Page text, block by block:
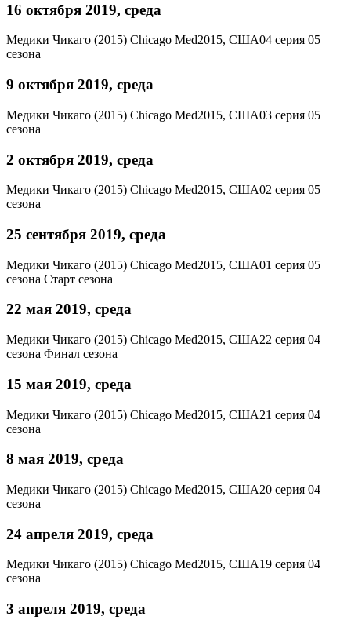
16 октября 2019, среда
Медики Чикаго (2015) Chicago Med2015, США04 серия 05
сезона
9 октября 2019, среда
Медики Чикаго (2015) Chicago Med2015, США03 серия 05
сезона
2 октября 2019, среда
Медики Чикаго (2015) Chicago Med2015, США02 серия 05
сезона
25 сентября 2019, среда
Медики Чикаго (2015) Chicago Med2015, США01 серия 05
сезона Старт сезона
22 мая 2019, среда
Медики Чикаго (2015) Chicago Med2015, США22 серия 04
сезона Финал сезона
15 мая 2019, среда
Медики Чикаго (2015) Chicago Med2015, США21 серия 04
сезона
8 мая 2019, среда
Медики Чикаго (2015) Chicago Med2015, США20 серия 04
сезона
24 апреля 2019, среда
Медики Чикаго (2015) Chicago Med2015, США19 серия 04
сезона
3 апреля 2019, среда